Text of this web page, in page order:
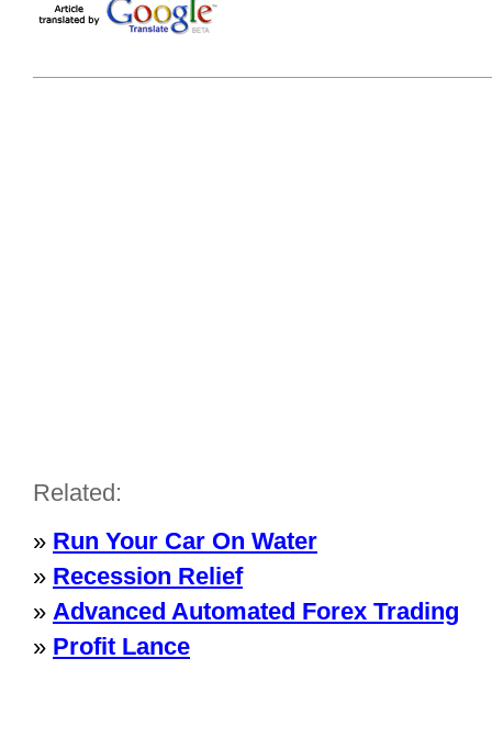
Related:
» Run Your Car On Water
» Recession Relief
» Advanced Automated Forex Trading
» Profit Lance